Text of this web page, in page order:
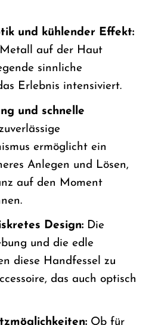
und kühlender Effekt:
auf der Haut
sinnliche
Erlebnis intensiviert.
und schnelle
ermöglicht ein
Anlegen und Lösen,
auf den Moment
Design:Die
und die edle
diese Handfessel zu
das auch optisch
Ob für